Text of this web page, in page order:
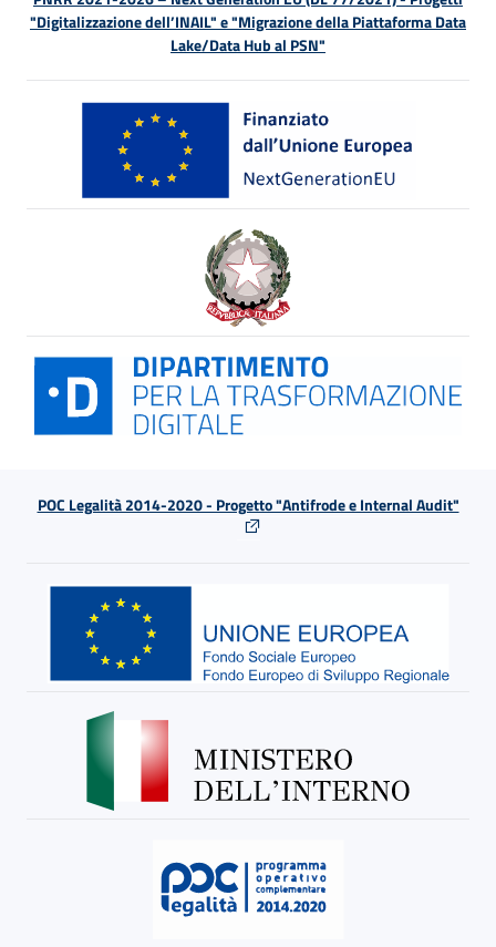
"Digitalizzazione dell’INAIL" e "Migrazione della Piattaforma Data
Lake/Data Hub al PSN"
POC Legalità 2014-2020 - Progetto "Antifrode e Internal Audit"